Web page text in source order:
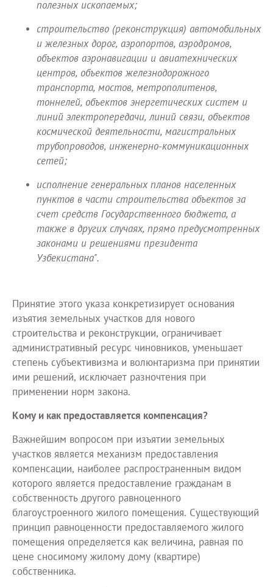
полезных ископаемых;
строительство (реконструкция) автомобильных
и железных дорог, аэропортов, аэродромов,
объектов аэронавигации и авиатехнических
центров, объектов железнодорожного
транспорта, мостов, метрополитенов,
тоннелей, объектов энергетических систем и
линий электропередачи, линий связи, объектов
космической деятельности, магистральных
трубопроводов, инженерно-коммуникационных
сетей;
исполнение генеральных планов населенных
пунктов в части строительства объектов за
счет средств Государственного бюджета, а
также в других случаях, прямо предусмотренных
законами и решениями президента
Узбекистана".
Принятие этого указа конкретизирует основания
изъятия земельных участков для нового
строительства и реконструкции, ограничивает
административный ресурс чиновников, уменьшает
степень субъективизма и волюнтаризма при принятии
ими решений, исключает разночтения при
применении норм закона.
Кому и как предоставляется компенсация?
Важнейшим вопросом при изъятии земельных
участков является механизм предоставления
компенсации, наиболее распространенным видом
которого является предоставление гражданам в
собственность другого равноценного
благоустроенного жилого помещения. Существующий
принцип равноценности предоставляемого жилого
помещения определяется как величина, равная по
цене сносимому жилому дому (квартире)
собственника.